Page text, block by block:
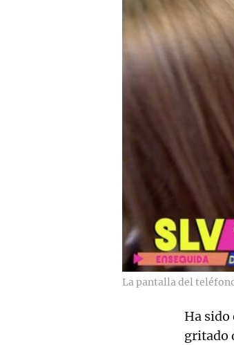
La pantalla del
Ha
gritado